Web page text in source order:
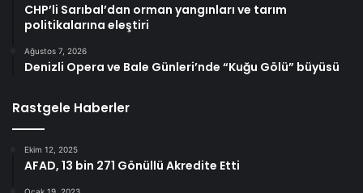
CHP’li Sarıbal’dan orman yangınları ve tarım
politikalarına eleştiri
Ağustos 7, 2026
Denizli Opera ve Bale Günleri’nde “Kuğu Gölü” büyüsü
Rastgele Haberler
Ekim 12, 2025
AFAD, 13 bin 271 Gönüllü Akredite Etti